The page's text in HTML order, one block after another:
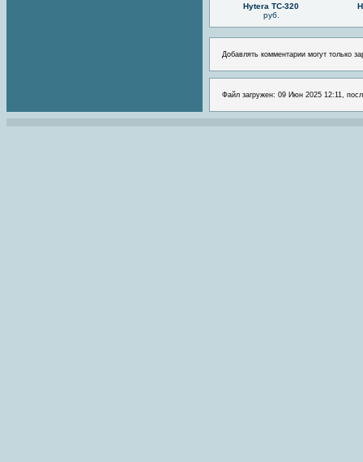
Hytera TC-320
руб.
Добавлять комментарии могут только
Файл загружен: 09 Июн 2025 12:11,